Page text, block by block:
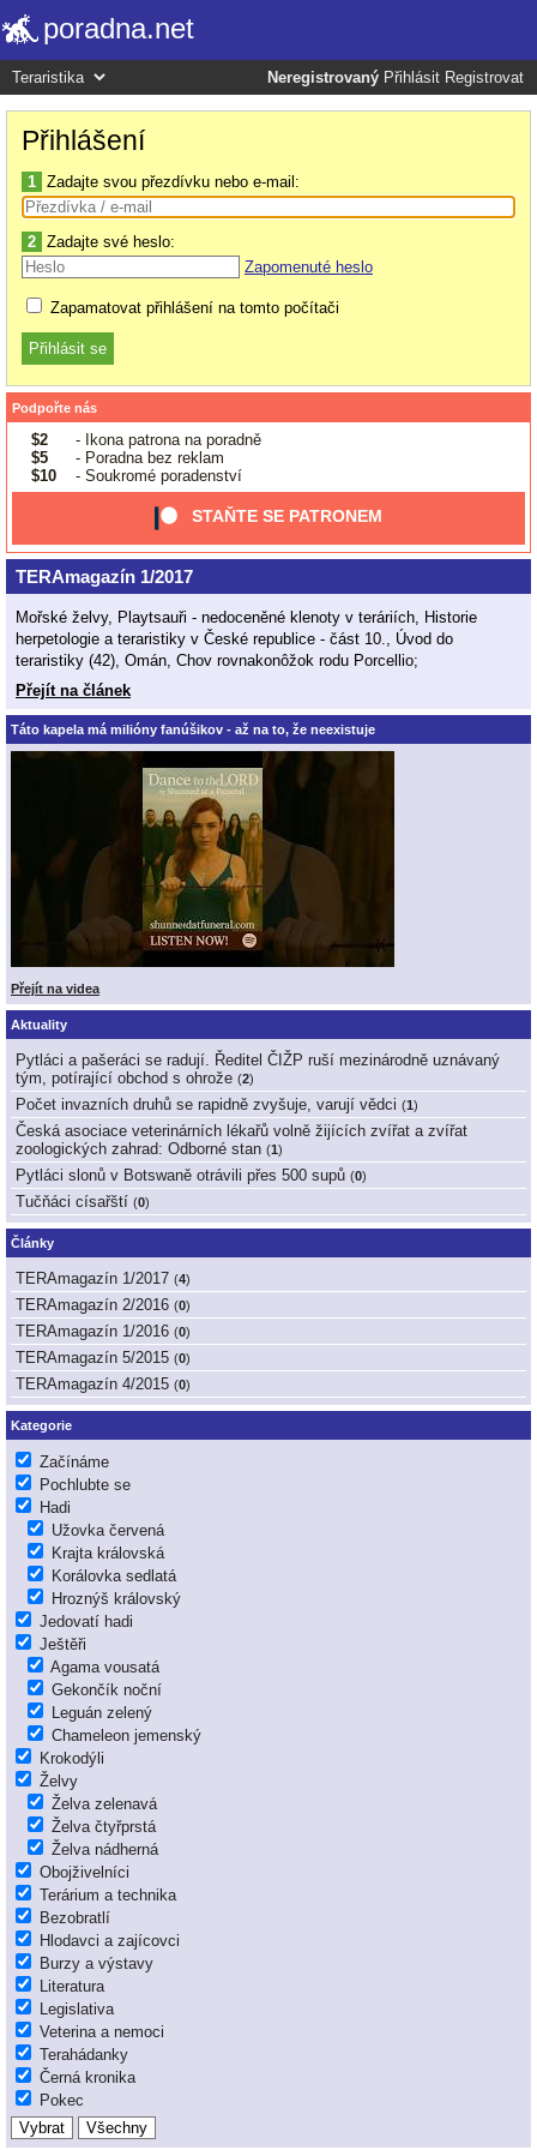
poradna.net
Neregistrovaný Přihlásit Registrovat
Přihlášení
1 Zadajte svou přezdívku nebo e-mail:
2 Zadajte své heslo:
Zapomenuté heslo
Zapamatovat přihlášení na tomto počítači
Podpořte nás
$2
- Ikona patrona na poradně
$5
- Poradna bez reklam
$10
- Soukromé poradenství
STAŇTE SE PATRONEM
TERAmagazín 1/2017
Mořské želvy, Playtsauři - nedoceněné klenoty v teráriích, Historie
herpetologie a teraristiky v České republice - část 10., Úvod do
teraristiky (42), Omán, Chov rovnakonôžok rodu Porcellio;
Přejít na článek
Táto kapela má milióny fanúšikov - až na to, že neexistuje
Přejít na videa
Aktuality
Pytláci a pašeráci se radují. Ředitel ČIŽP ruší mezinárodně uznávaný
tým, potírající obchod s ohrože (2)
Počet invazních druhů se rapidně zvyšuje, varují vědci (1)
Česká asociace veterinárních lékařů volně žijících zvířat a zvířat
zoologických zahrad: Odborné stan (1)
Pytláci slonů v Botswaně otrávili přes 500 supů (0)
Tučňáci císařští (0)
Články
TERAmagazín 1/2017 (4)
TERAmagazín 2/2016 (0)
TERAmagazín 1/2016 (0)
TERAmagazín 5/2015 (0)
TERAmagazín 4/2015 (0)
Kategorie
Začínáme
Pochlubte se
Hadi
Užovka červená
Krajta královská
Korálovka sedlatá
Hroznýš královský
Jedovatí hadi
Ještěři
Agama vousatá
Gekončík noční
Leguán zelený
Chameleon jemenský
Krokodýli
Želvy
Želva zelenavá
Želva čtyřprstá
Želva nádherná
Obojživelníci
Terárium a technika
Bezobratlí
Hlodavci a zajícovci
Burzy a výstavy
Literatura
Legislativa
Veterina a nemoci
Terahádanky
Černá kronika
Pokec